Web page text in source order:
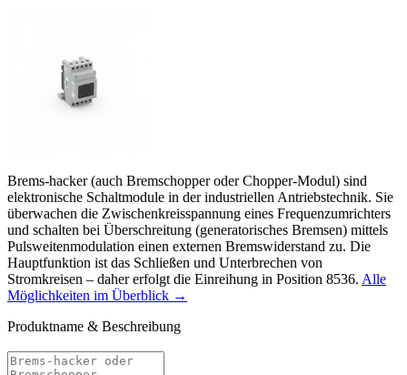
Brems-hacker (auch Bremschopper oder Chopper-Modul) sind
elektronische Schaltmodule in der industriellen Antriebstechnik. Sie
überwachen die Zwischenkreisspannung eines Frequenzumrichters
und schalten bei Überschreitung (generatorisches Bremsen) mittels
Pulsweitenmodulation einen externen Bremswiderstand zu. Die
Hauptfunktion ist das Schließen und Unterbrechen von
Stromkreisen – daher erfolgt die Einreihung in Position 8536. Alle
Möglichkeiten im Überblick →
Produktname & Beschreibung